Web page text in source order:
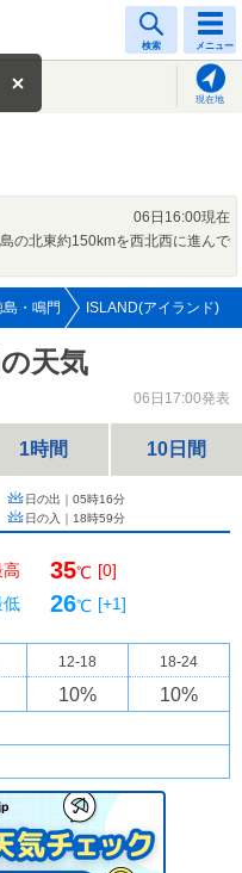
検索 メニュー
現在地
06日16:00現在
の北東約150kmを西北西に進んで
島・鳴門 ISLAND(アイランド)
天気
06日17:00発表
1時間 10日間
日の出｜ 05時16分
日の入｜ 18時59分
35℃ [0]
低
26℃ [+1]
12-18 18-24
10% 10%